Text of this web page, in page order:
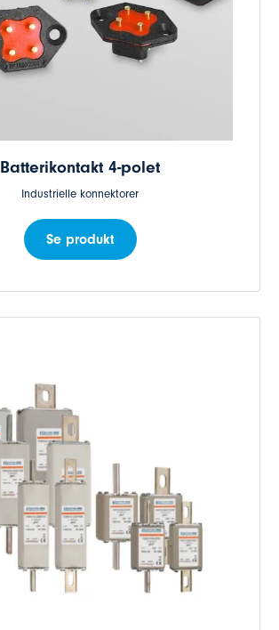
Batterikontakt 4-polet
Industrielle konnektorer
Se produkt